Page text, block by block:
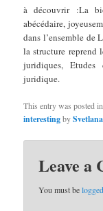
à découvrir :La
abécédaire,
dans l’ensemble
la structure reprend
juridiques, Etudes
juridique.
This entry was posted
interestingby
Leave a
You must be